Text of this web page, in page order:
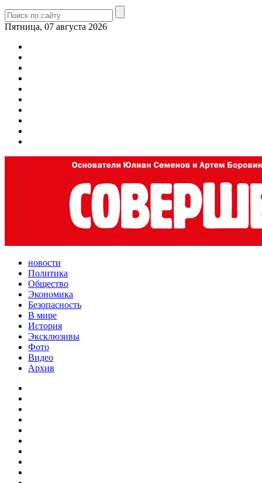
Пятница, 07 августа 2026
новости
Политика
Общество
Экономика
Безопасность
В мире
История
Эксклюзивы
Фото
Видео
Архив